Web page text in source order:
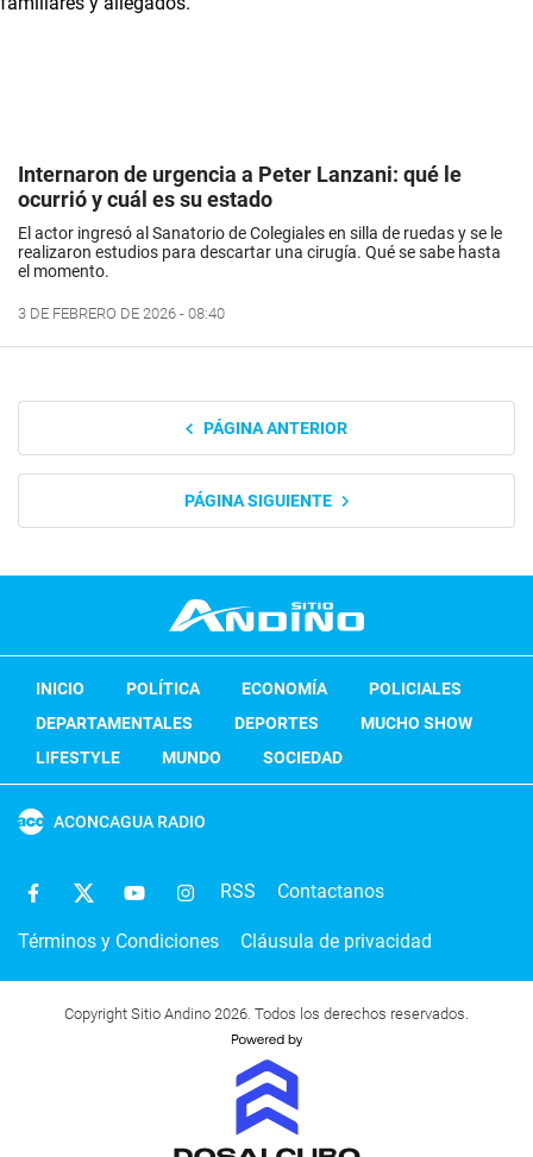
Internaron de urgencia a Peter Lanzani: qué le
ocurrió y cuál es su estado
El actor ingresó al Sanatorio de Colegiales en silla de ruedas y se le
realizaron estudios para descartar una cirugía. Qué se sabe hasta
el momento.
3 DE FEBRERO DE 2026 - 08:40
PÁGINA ANTERIOR
PÁGINA SIGUIENTE
INICIO POLÍTICA ECONOMÍA
POLICIALES
DEPARTAMENTALES
DEPORTES
MUCHO SHOW
LIFESTYLE
MUNDO SOCIEDAD
ACONCAGUA RADIO
RSS Contactanos
Términos y Condiciones Cláusula de privacidad
Copyright Sitio Andino 2026. Todos los derechos reservados.